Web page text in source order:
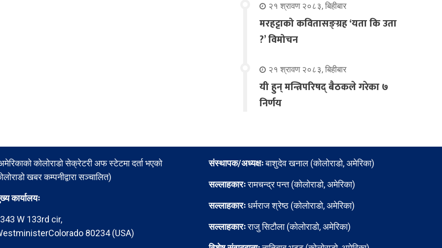
२१ श्रावण २०८३, बिहीबार
मरहट्टाको कवितासङ्ग्रह ‘यता कि उता
?’ विमोचन
२१ श्रावण २०८३, बिहीबार
यी हुन् मन्त्रिपरिषद् बैठकले गरेका ७
निर्णय
कोलोराडो सेक्रेटरी अफ स्टेटमा दर्ता भएको
खबर कम्पनीद्वारा सञ्चालित)
कार्यालयः
W 133rd cir,
80234 (USA)
संस्थापक/अध्यक्षःबाशुदेव खनाल (कोलोराडो, अमेरिका)
सल्लाहकारःरामचन्द्र पन्त (कोलोराडो, अमेरिका)
सल्लाहकारःधर्मराज श्रेष्ठ (कोलोराडो, अमेरिका)
सल्लाहकारःराजु सिटौला (कोलोराडो, अमेरिका)